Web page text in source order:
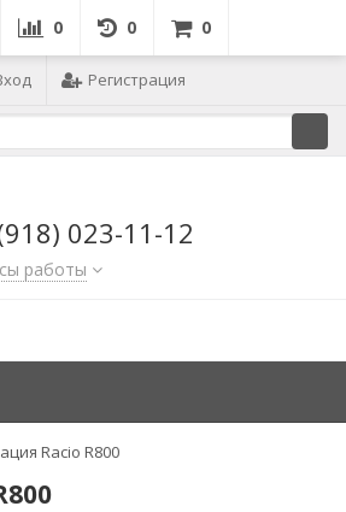
0 0 0
Регистрация
023-11-12
работы
Racio R800